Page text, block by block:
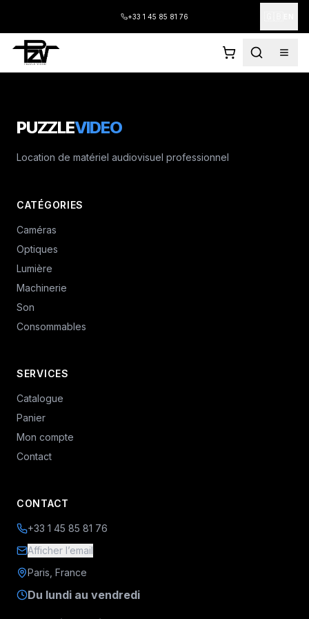
+33 1 45 85 81 76
PUZZLEVIDEO
Location de matériel audiovisuel professionnel
CATÉGORIES
Caméras
Optiques
Lumière
Machinerie
Son
Consommables
SERVICES
Catalogue
Panier
Mon compte
Contact
CONTACT
+33 1 45 85 81 76
Afficher l’email
Paris, France
Du lundi au vendredi